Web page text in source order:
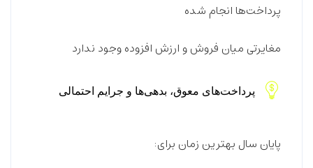
پرداخت‌ها انجام شده
مغایرتی میان فروش و ارزش افزوده وجود ندارد
پرداخت‌های معوق، بدهی‌ها و جرایم احتمالی
پایان سال بهترین زمان برای: